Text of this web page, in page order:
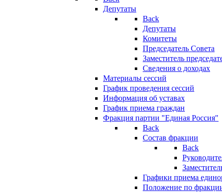
Депутаты
Back
Депутаты
Комитеты
Председатель Совета
Заместитель
Сведения о доходах
Материалы сессий
График проведения сессий
Информация об уставах
График приема граждан
Фракция партии "Единая Россия"
Back
Состав фракции
Back
Графики приема
Положение по